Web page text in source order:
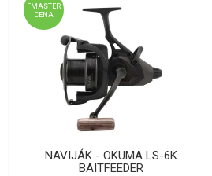
FMASTER
CENA
NAVIJÁK - OKUMA LS-6K
BAITFEEDER